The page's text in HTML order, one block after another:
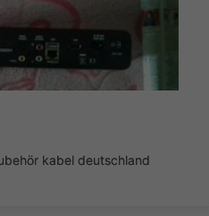
kabel deutschland